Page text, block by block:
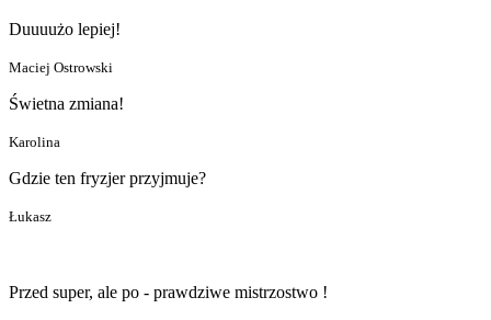
Duuuużo lepiej!
Maciej Ostrowski
Świetna zmiana!
Karolina
Gdzie ten fryzjer przyjmuje?
Łukasz
Przed super, ale po - prawdziwe mistrzostwo !